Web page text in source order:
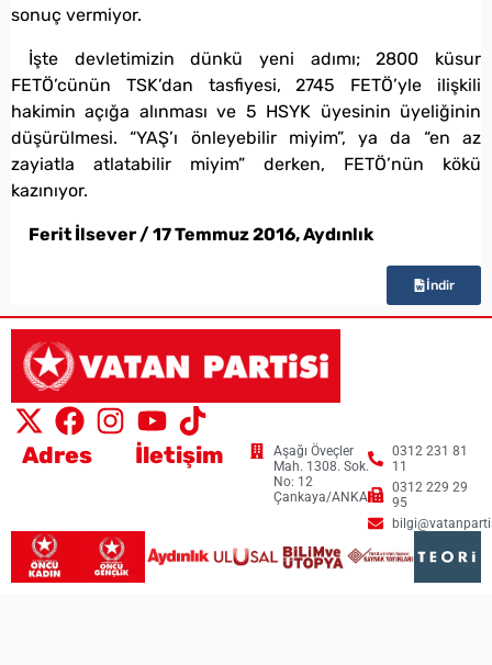
sonuç vermiyor.
İşte devletimizin dünkü yeni adımı; 2800 küsur
FETÖ’cünün TSK’dan tasfiyesi, 2745 FETÖ’yle ilişkili
hakimin açığa alınması ve 5 HSYK üyesinin üyeliğinin
düşürülmesi. “YAŞ’ı önleyebilir miyim”, ya da “en az
zayiatla atlatabilir miyim” derken, FETÖ’nün kökü
kazınıyor.
Ferit İlsever / 17 Temmuz 2016, Aydınlık
İndir
Adres
Aşağı Öveçler
Mah. 1308. Sok.
No: 12
Çankaya/ANKARA
İletişim
0312 231 81
11
0312 229 29
95